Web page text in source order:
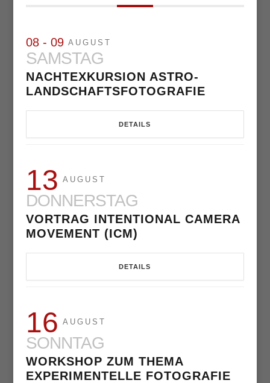
08 - 09 AUGUST
SAMSTAG
NACHTEXKURSION ASTRO-
LANDSCHAFTSFOTOGRAFIE
DETAILS
13 AUGUST
DONNERSTAG
VORTRAG INTENTIONAL CAMERA
MOVEMENT (ICM)
DETAILS
16 AUGUST
SONNTAG
WORKSHOP ZUM THEMA
EXPERIMENTELLE FOTOGRAFIE